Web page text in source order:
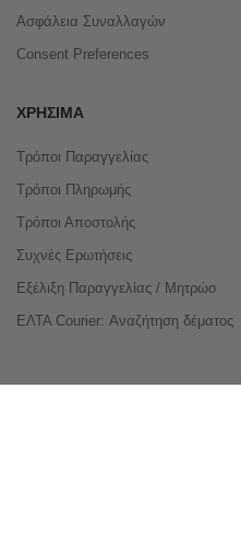
Ασφάλεια Συναλλαγών
Consent Preferences
ΧΡΉΣΙΜΑ
Τρόποι Παραγγελίας
Τρόποι Πληρωμής
Τρόποι Αποστολής
Συχνές Ερωτήσεις
Εξέλιξη Παραγγελίας / Μητρώο
ΕΛΤΑ Courier: Αναζήτηση δέματος